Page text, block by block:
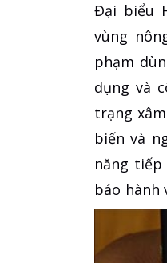
Đại biểu
vùng
phạm
dụng và
trạng
biến và
năng
báo hành